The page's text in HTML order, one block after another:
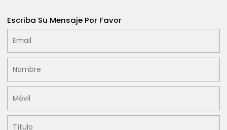
Escriba Su Mensaje Por Favor